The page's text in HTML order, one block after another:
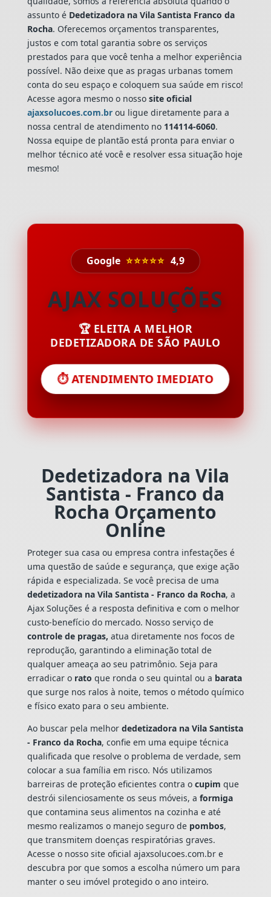
assunto é Dedetizadora na Vila Santista Franco da
Rocha. Oferecemos orçamentos transparentes,
justos e com total garantia sobre os serviços
prestados para que você tenha a melhor experiência
possível. Não deixe que as pragas urbanas tomem
conta do seu espaço e coloquem sua saúde em risco!
Acesse agora mesmo o nossosite oficial
ajaxsolucoes.com.brou ligue diretamente para a
nossa central de atendimento no 114114-6060.
Nossa equipe de plantão está pronta para enviar o
melhor técnico até você e resolver essa situação hoje
mesmo!
Google ⭐⭐⭐⭐⭐ 4,9
AJAX SOLUÇÕES
🏆 ELEITA A MELHOR
DEDETIZADORA DE SÃO PAULO
⏱️ ATENDIMENTO IMEDIATO
Dedetizadora na Vila
Santista - Franco da
Rocha Orçamento
Online
Proteger sua casa ou empresa contra infestações é
uma questão de saúde e segurança, que exige ação
rápida e especializada. Se você precisa de uma
dedetizadora na Vila Santista - Franco da Rocha, a
Ajax Soluções é a resposta definitiva e com o melhor
custo-benefício do mercado. Nosso serviço de
controle de pragas, atua diretamente nos focos de
reprodução, garantindo a eliminação total de
qualquer ameaça ao seu patrimônio. Seja para
erradicar o rato que ronda o seu quintal ou a barata
que surge nos ralos à noite, temos o método químico
e físico exato para o seu ambiente.
Ao buscar pela melhor dedetizadora na Vila Santista
- Franco da Rocha, confie em uma equipe técnica
qualificada que resolve o problema de verdade, sem
colocar a sua família em risco. Nós utilizamos
barreiras de proteção eficientes contra o cupim que
destrói silenciosamente os seus móveis, a formiga
que contamina seus alimentos na cozinha e até
mesmo realizamos o manejo seguro de pombos,
que transmitem doenças respiratórias graves.
Acesse o nosso site oficial ajaxsolucoes.com.br e
descubra por que somos a escolha número um para
manter o seu imóvel protegido o ano inteiro.